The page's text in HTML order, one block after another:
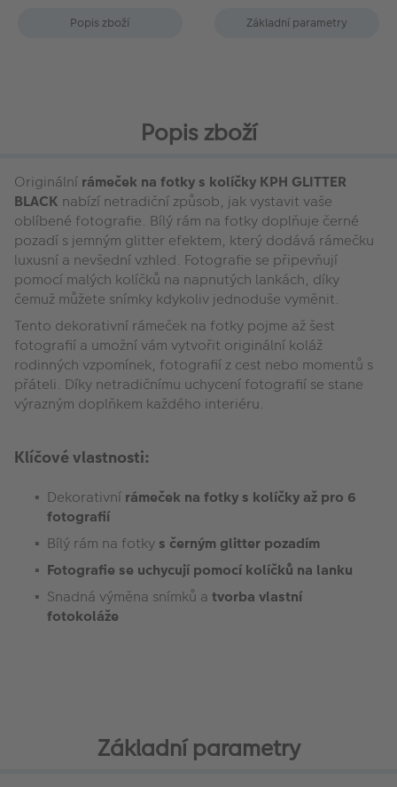
Popis zboží Základní parametry
Popis zboží
Originální rámeček na fotky s kolíčky KPH GLITTER
BLACK nabízí netradiční způsob, jak vystavit vaše
oblíbené fotografie. Bílý rám na fotky doplňuje černé
pozadí s jemným glitter efektem, který dodává rámečku
luxusní a nevšední vzhled. Fotografie se připevňují
pomocí malých kolíčků na napnutých lankách, díky
čemuž můžete snímky kdykoliv jednoduše vyměnit.
Tento dekorativní rámeček na fotky pojme až šest
fotografií a umožní vám vytvořit originální koláž
rodinných vzpomínek, fotografií z cest nebo momentů s
přáteli. Díky netradičnímu uchycení fotografií se stane
výrazným doplňkem každého interiéru.
Klíčové vlastnosti:
Dekorativní rámeček na fotky s kolíčky až pro 6
fotografií
Bílý rám na fotky s černým glitter pozadím
Fotografie se uchycují pomocí kolíčků na lanku
Snadná výměna snímků a tvorba vlastní
fotokoláže
Základní parametry